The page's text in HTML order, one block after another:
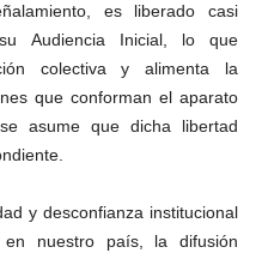
es liberado casi
Audiencia Inicial, lo que
colectiva y alimenta la
que conforman el aparato
asume que dicha libertad
y desconfianza institucional
nuestro país, la difusión